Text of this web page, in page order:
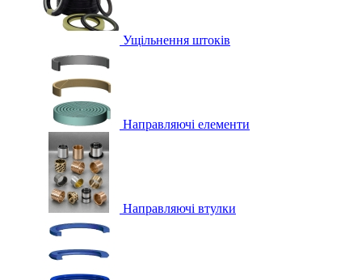
Ущільнення штоків
Направляючі елементи
Направляючі втулки